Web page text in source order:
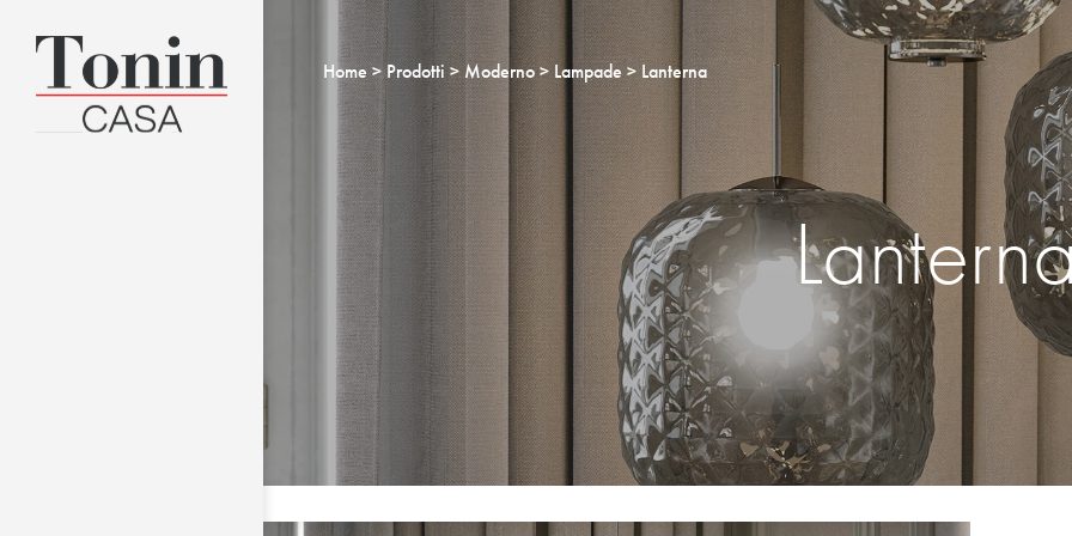
Home Prodotti Moderno Lampade Lanterna